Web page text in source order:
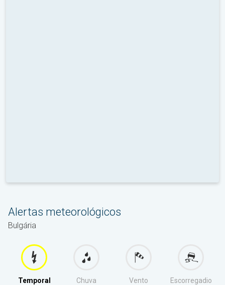
Alertas meteorológicos
Bulgária
Temporal Chuva Vento Escorregadio